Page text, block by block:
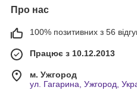
Про нас
100% позитивних з 56
Працює з 10.12.2013
м. Ужгород
ул. Гагарина, Ужгород,